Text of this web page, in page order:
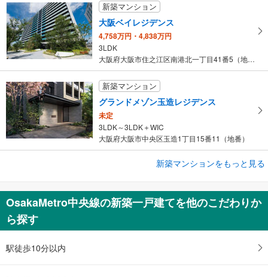
新築マンション
大阪ベイレジデンス
4,758万円・4,838万円
3LDK
大阪府大阪市住之江区南港北一丁目41番5（地番）
新築マンション
グランドメゾン玉造レジデンス
未定
3LDK～3LDK＋WIC
大阪府大阪市中央区玉造1丁目15番11（地番）
新築マンション
未定
1LDK～2LDK
新築マンションをもっと見る
OsakaMetro中央線の新築一戸建てを他のこだわりか
ら探す
駅徒歩10分以内